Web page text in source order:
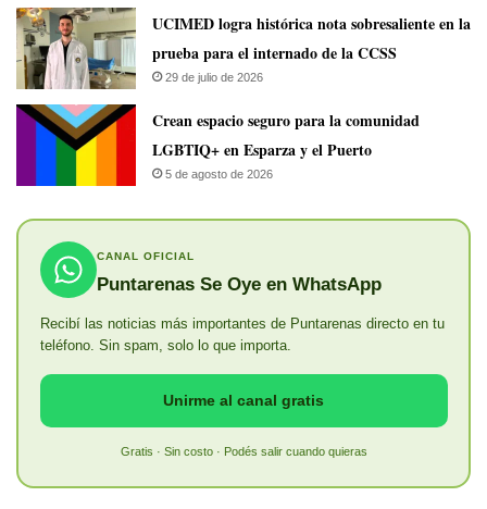
UCIMED logra histórica nota sobresaliente en la
prueba para el internado de la CCSS
29 de julio de 2026
Crean espacio seguro para la comunidad
LGBTIQ+ en Esparza y el Puerto
5 de agosto de 2026
CANAL OFICIAL
Puntarenas Se Oye en WhatsApp
Recibí las noticias más importantes de Puntarenas directo en tu
teléfono. Sin spam, solo lo que importa.
Unirme al canal gratis
Gratis · Sin costo · Podés salir cuando quieras